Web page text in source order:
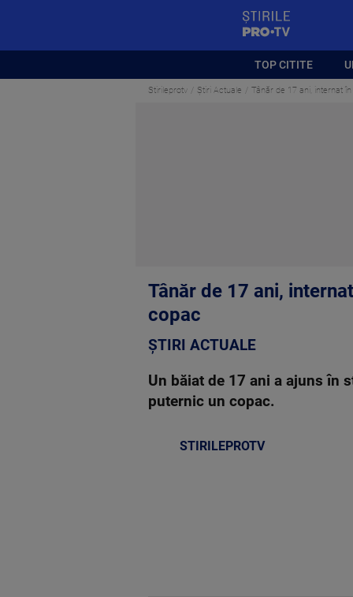
TOP CITITE
Stirileprotv Știri Actuale Tânăr de 17 ani, internat
Tânăr de 17 ani,
copac
ȘTIRI ACTUALE
Un băiat de 17 ani a ajuns în
puternic un copac.
STIRILEPROTV